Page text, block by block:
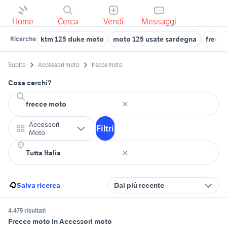
Home Cerca Vendi Messaggi
Ricerche ktm 125 duke moto moto 125 usate sardegna
Subito Accessori moto frecce moto
Cosa cerchi?
Accessori
Moto
Filtri
Salva ricerca Dal più recente
4.475 risultati
Frecce moto in Accessori moto